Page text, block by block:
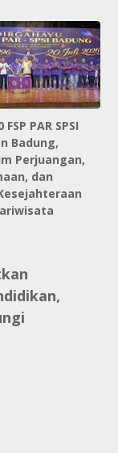
PAR SPSI
Badung,
Perjuangan,
dan